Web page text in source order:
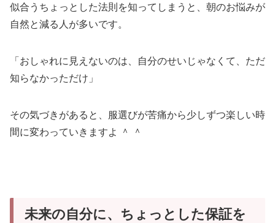
似合うちょっとした法則を知ってしまうと、朝のお悩みが
自然と減る人が多いです。
「おしゃれに見えないのは、自分のせいじゃなくて、ただ
知らなかっただけ」
その気づきがあると、服選びが苦痛から少しずつ楽しい時
間に変わっていきますよ ＾ ＾
未来の自分に、ちょっとした保証を